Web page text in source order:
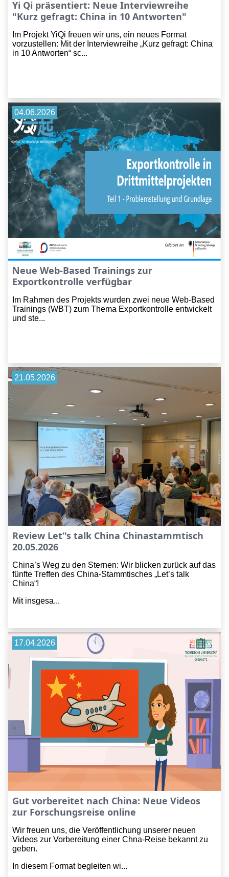
Yi Qi präsentiert: Neue Interviewreihe
"Kurz gefragt: China in 10 Antworten"
Im Projekt YiQi freuen wir uns, ein neues Format
vorzustellen: Mit der Interviewreihe „Kurz gefragt: China
in 10 Antworten“ sc...
Neue Web-Based Trainings zur
Exportkontrolle verfügbar
Im Rahmen des Projekts wurden zwei neue Web-Based
Trainings (WBT) zum Thema Exportkontrolle entwickelt
und ste...
04.06.2026
Review Let‘'s talk China Chinastammtisch
20.05.2026
China’s Weg zu den Sternen: Wir blicken zurück auf das
fünfte Treffen des China-Stammtisches „Let’s talk
China“!
Mit insgesa...
21.05.2026
Gut vorbereitet nach China: Neue Videos
zur Forschungsreise online
Wir freuen uns, die Veröffentlichung unserer neuen
Videos zur Vorbereitung einer Chna-Reise bekannt zu
geben.
In diesem Format begleiten wi...
17.04.2026